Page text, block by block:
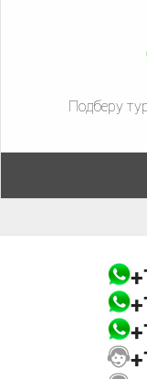
Подберу